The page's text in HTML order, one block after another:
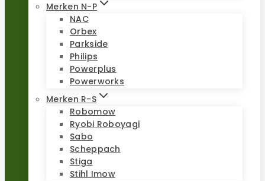
Merken N-P
NAC
Orbex
Parkside
Philips
Powerplus
Powerworks
Merken R-S
Robomow
Ryobi Roboyagi
Sabo
Scheppach
Stiga
Stihl Imow